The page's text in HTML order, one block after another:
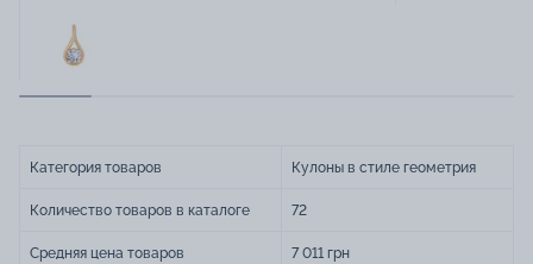
Категория товаров Кулоны в стиле геометрия
Количество товаров в каталоге 72
Средняя цена товаров 7 011 грн